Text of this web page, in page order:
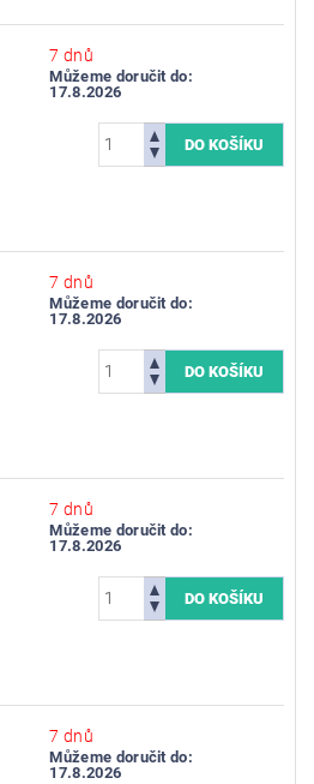
7 dnů
Můžeme doručit do:
17.8.2026
7 dnů
Můžeme doručit do:
17.8.2026
7 dnů
Můžeme doručit do:
17.8.2026
7 dnů
Můžeme doručit do:
17.8.2026